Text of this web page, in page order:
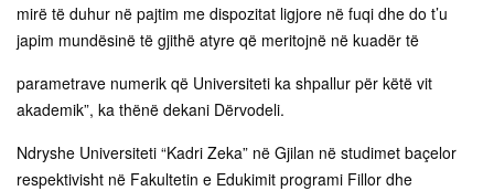
mirë të duhur në pajtim me dispozitat ligjore në fuqi dhe do t’u
japim mundësinë të gjithë atyre që meritojnë në kuadër të
parametrave numerik që Universiteti ka shpallur për këtë vit
akademik”, ka thënë dekani Dërvodeli.
Ndryshe Universiteti “Kadri Zeka” në Gjilan në studimet baçelor
respektivisht në Fakultetin e Edukimit programi Fillor dhe